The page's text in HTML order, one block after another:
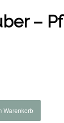
–
Warenkorb